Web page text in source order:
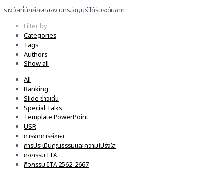
รางวัลที่นักศึกษาของ มทร.ธัญบุรี ได้รับระดับชาติ
Filter by
Categories
Tags
Authors
Show all
All
Ranking
Slide ข่าวเด่น
Special Talks
Template PowerPoint
USR
การจัดการศึกษา
การประเมินคุณธรรมและความโปร่งใส
กิจกรรม ITA
กิจกรรม ITA 2562-2667